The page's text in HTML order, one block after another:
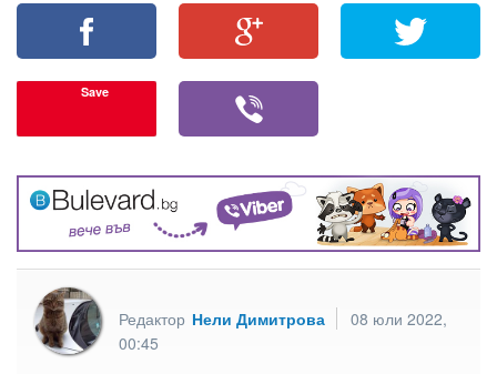
Save
Редактор Нели Димитрова
08 юли 2022,
00:45